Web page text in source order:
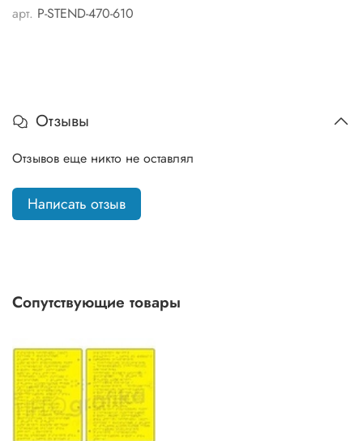
арт. P-STEND-470-610
Отзывы
Отзывов еще никто не оставлял
Написать отзыв
Сопутствующие товары